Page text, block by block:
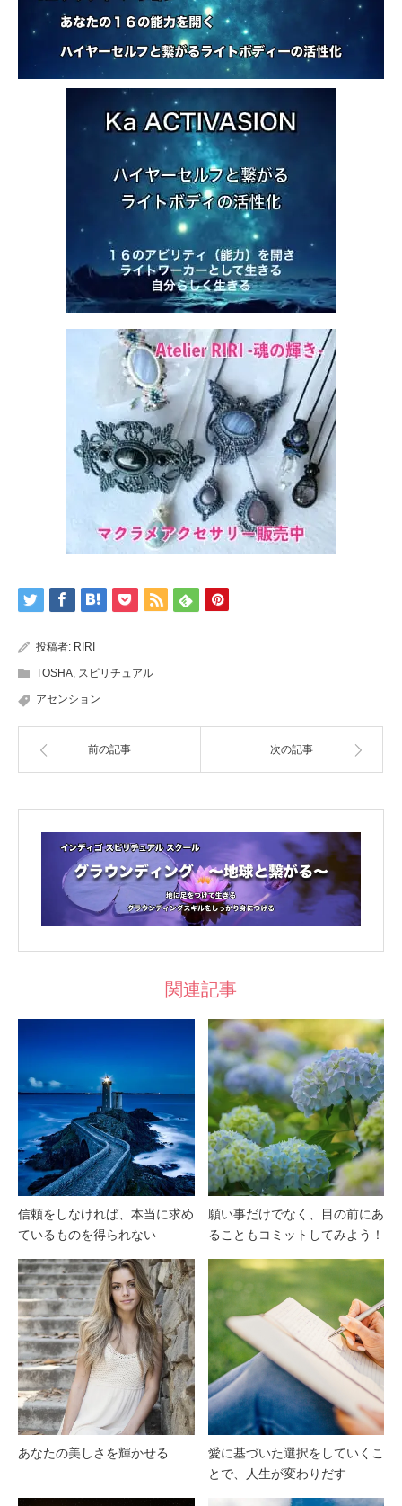
投稿者: RIRI
TOSHA, スピリチュアル
アセンション
前の記事 次の記事
関連記事
信頼をしなければ、本当に求め
ているものを得られない
願い事だけでなく、目の前にあ
ることもコミットしてみよう！
あなたの美しさを輝かせる
愛に基づいた選択をしていくこ
とで、人生が変わりだす